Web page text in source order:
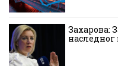
Захарова:
наследног